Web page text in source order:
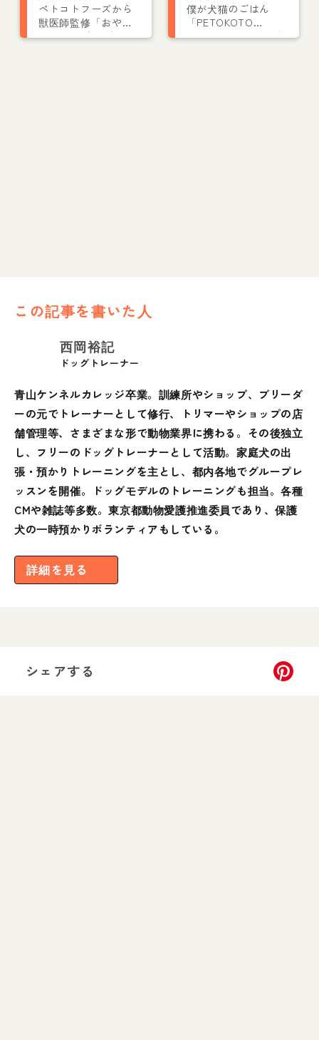
ペトコトフーズから
獣医師監修「おや
つ」4種が新発売！フ
僕が犬猫のごはん
「PETOKOTO
FOODS」をつくった
この記事を書いた人
西岡裕記
ドッグトレーナー
青山ケンネルカレッジ卒業。訓練所やショップ、ブリーダ
ーの元でトレーナーとして修行、トリマーやショップの店
舗管理等、さまざまな形で動物業界に携わる。その後独立
し、フリーのドッグトレーナーとして活動。家庭犬の出
張・預かりトレーニングを主とし、都内各地でグループレ
ッスンを開催。ドッグモデルのトレーニングも担当。各種
CMや雑誌等多数。東京都動物愛護推進委員であり、保護
犬の一時預かりボランティアもしている。
詳細を見る
シェアする